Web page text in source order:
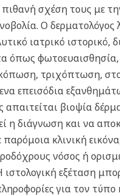
σχέση τους με
Ο δερματολόγος
ιατρικό ιστορικό,
όπως φωτοευαισθησία,
τριχόπτωση,
επεισόδια
απαιτείται βιοψία
η διάγνωση και να
παρόμοια κλινική
νόσος ή
ιστολογική εξέταση
για τον τύπο